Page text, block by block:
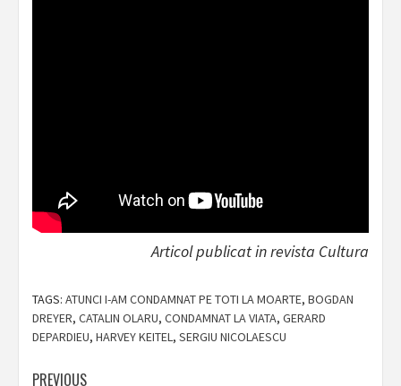
Articol publicat in revista Cultura
TAGS: ATUNCI I-AM CONDAMNAT PE TOTI LA MOARTE, BOGDAN
DREYER, CATALIN OLARU, CONDAMNAT LA VIATA, GERARD
DEPARDIEU, HARVEY KEITEL, SERGIU NICOLAESCU
PREVIOUS